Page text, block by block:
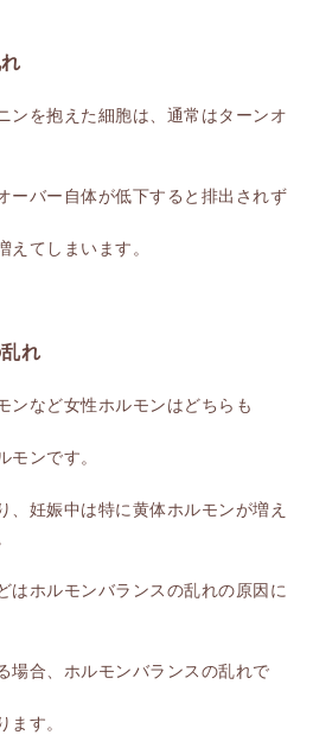
ンを抱えた細胞は、通常はターンオ
ーバー自体が低下すると排出されず
えてしまいます。
れ
ンなど女性ホルモンはどちらも
モンです。
、妊娠中は特に黄体ホルモンが増え
はホルモンバランスの乱れの原因に
場合、ホルモンバランスの乱れで
ます。